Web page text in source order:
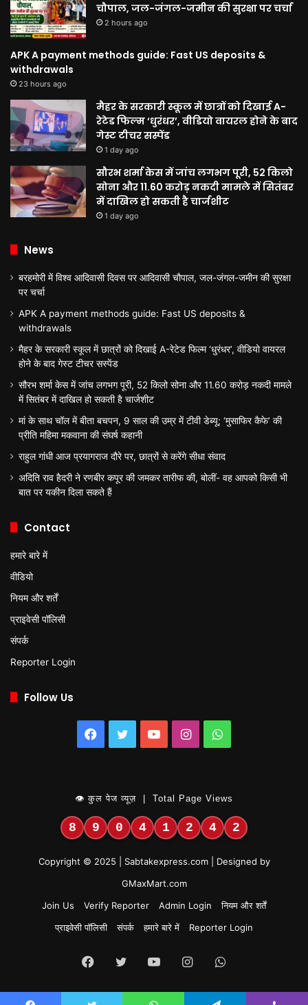
चौपाल, जल-जंगल-जमीन की सुरक्षा पर चर्चा
2 hours ago
APK A payment methods guide: Fast US deposits &
withdrawals
23 hours ago
मैहर के सरकारी स्कूल में छात्रों को दिखाई A-
रेटेड फिल्म ‘धुरंधर’, वीडियो वायरल होने के बाद
गेस्ट टीचर सस्पेंड
1 day ago
सौरभ शर्मा केस में जांच लगभग पूरी, 52 किलो
सोना और 11.60 करोड़ नकदी मामले में सितंबर
में दाखिल हो सकती है चार्जशीट
1 day ago
News
बरहमोरी में विश्व आदिवासी दिवस पर आदिवासी चौपाल, जल-जंगल-जमीन की सुरक्षा
पर चर्चा
APK A payment methods guide: Fast US deposits &
withdrawals
मैहर के सरकारी स्कूल में छात्रों को दिखाई A-रेटेड फिल्म ‘धुरंधर’, वीडियो वायरल
होने के बाद गेस्ट टीचर सस्पेंड
सौरभ शर्मा केस में जांच लगभग पूरी, 52 किलो सोना और 11.60 करोड़ नकदी मामले
में सितंबर में दाखिल हो सकती है चार्जशीट
मां के साथ चॉल में बीता बचपन, 9 साल की उम्र में टीवी डेब्यू; ‘मुसाफिर कैफे’ की
प्रीति महिमा मकवाना की संघर्ष कहानी
राहुल गांधी आज प्रयागराज दौरे पर, छात्रों से करेंगे सीधा संवाद
अदिति राव हैदरी ने रणबीर कपूर की जमकर तारीफ की, बोलीं- वह आपको किसी भी
बात पर यकीन दिला सकते हैं
Contact
हमारे बारे में
वीडियो
नियम और शर्तें
प्राइवेसी पॉलिसी
संपर्क
Reporter Login
Follow Us
Facebook
TwitterYouTubeInstagramWhatsApp
👁 कुल पेज व्यूज़ | Total Page Views
8 9 0 4 1 2 4 2
Copyright © 2025 | Sabtakexpress.com | Designed by
GMaxMart.com
Join Us
Verify Reporter Admin Login
नियम और शर्तें
प्राइवेसी पॉलिसी
संपर्क हमारे बारे में Reporter Login
Facebook
TwitterYouTubeInstagramWhatsApp